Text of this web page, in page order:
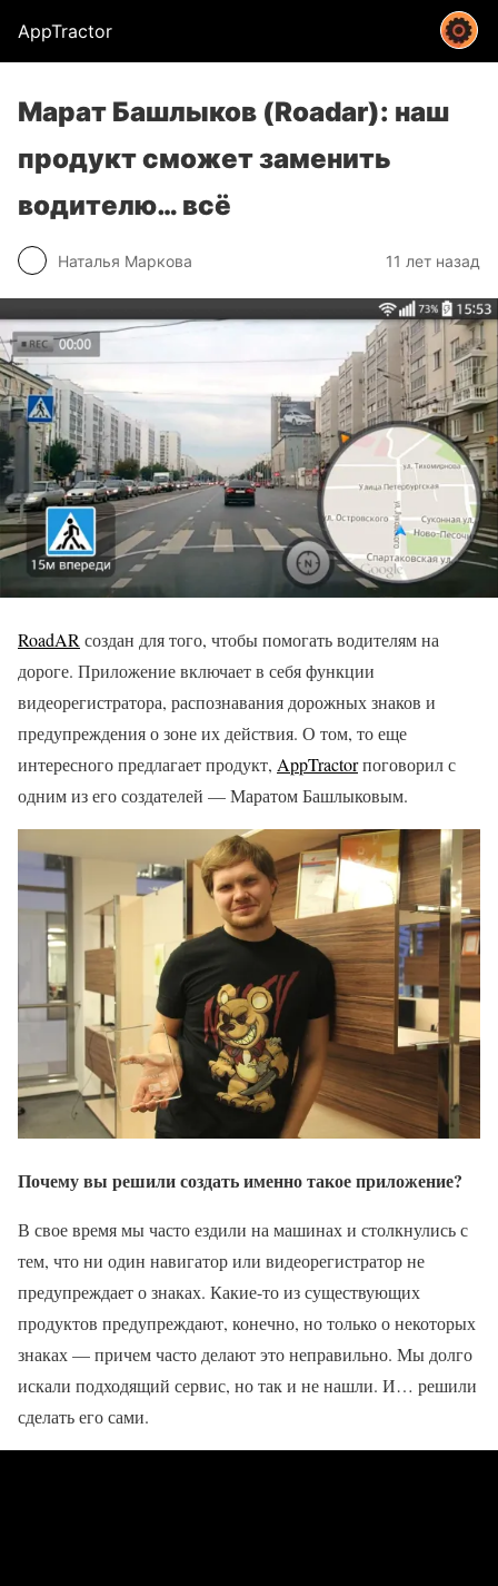
AppTractor
Марат Башлыков (Roadar): наш
продукт сможет заменить
водителю… всё
Наталья Маркова 11 лет назад
RoadARсоздан для того, чтобы помогать водителям на
дороге. Приложение включает в себя функции
видеорегистратора, распознавания дорожных знаков и
предупреждения о зоне их действия. О том, то еще
интересного предлагает продукт, AppTractorпоговорил с
одним из его создателей — Маратом Башлыковым.
Почему вы решили создать именно такое приложение?
В свое время мы часто ездили на машинах и столкнулись с
тем, что ни один навигатор или видеорегистратор не
предупреждает о знаках. Какие-то из существующих
продуктов предупреждают, конечно, но только о некоторых
знаках — причем часто делают это неправильно. Мы долго
искали подходящий сервис, но так и не нашли. И… решили
сделать его сами.